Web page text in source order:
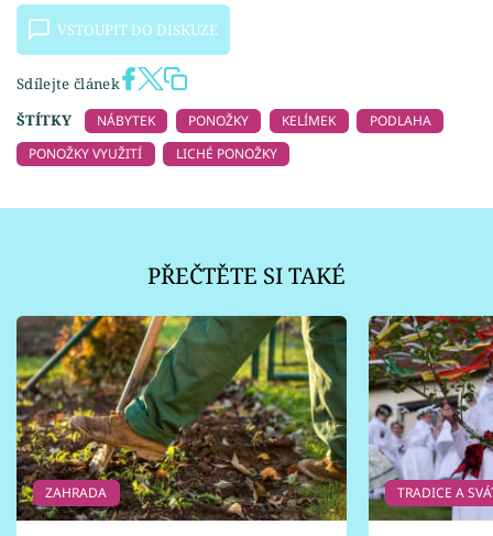
VSTOUPIT DO DISKUZE
Sdílejte článek
ŠTÍTKY
NÁBYTEK PONOŽKY KELÍMEK
PODLAHA
PONOŽKY VYUŽITÍ
LICHÉ PONOŽKY
PŘEČTĚTE SI TAKÉ
ZAHRADA TRADICE A